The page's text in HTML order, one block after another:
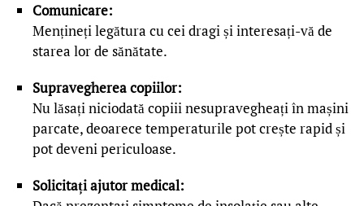
Comunicare:
Mențineți legătura cu cei dragi și interesați-vă de
starea lor de sănătate.
Supravegherea copiilor:
Nu lăsați niciodată copiii nesupravegheați în mașini
parcate, deoarece temperaturile pot crește rapid și
pot deveni periculoase.
Solicitați ajutor medical: